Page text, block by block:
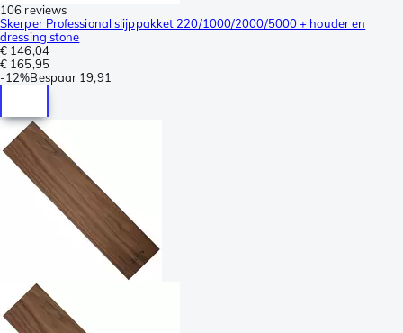
106 reviews
Skerper Professional slijppakket 220/1000/2000/5000 + houder en
dressing stone
€ 146,04
€ 165,95
-12%Bespaar 19,91